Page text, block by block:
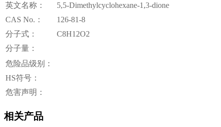
英文名称：
5,5-Dimethylcyclohexane-1,3-dione
CAS No.：
126-81-8
分子式：
C8H12O2
分子量：
危险品级别：
HS符号：
危害声明：
相关产品